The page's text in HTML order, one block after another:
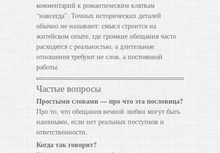
комментарий к романтическим клятвам
“навсегда”. Точных исторических деталей
обычно не называют: смысл строится на
житейском опыте, где громкие обещания часто
расходятся с реальностью, а длительные
отношения требуют не слов, а постоянной
работы.
Частые вопросы
Простыми словами — про что эта пословица?
Про то, что обещания вечной любви могут быть
наивными, если нет реальных поступков и
ответственности.
Когда так говорят?